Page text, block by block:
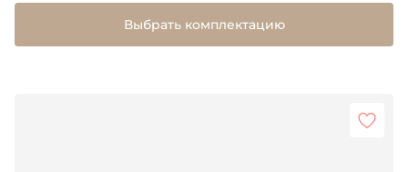
Выбрать комплектацию